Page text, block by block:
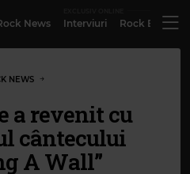
News Interviuri Rock
NEWS
a revenit cu
cântecului
A Wall”